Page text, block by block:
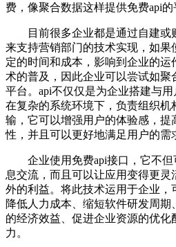
费，像聚合数据这样提供免费api的
目前很多企业都是通过自建或
来支持营销部门的技术实现，如果
定的时间和成本，影响到企业的
术的普及，因此企业可以尝试如聚
平台。api不仅仅是为企业搭建与
在复杂的系统环境下，负责组织
输，它可以增强用户的体验感，提
性，并且可以更好地满足用户的需
企业使用免费api接口，它不但
息交流，而且可以让应用变得更
外的利益。将此技术运用于企业，
降低人力成本、缩短软件研发周
的经济效益、促进企业资源的优
力。